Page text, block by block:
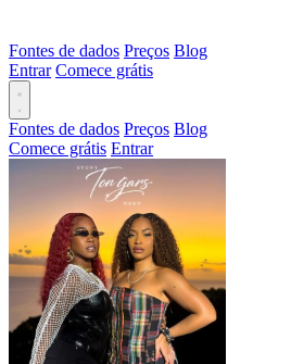
Fontes de dados Preços Blog
Entrar Comece grátis
Fontes de dados Preços Blog
Comece grátis Entrar